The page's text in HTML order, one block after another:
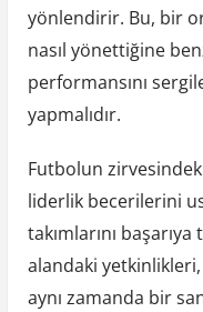
yönlendirir. Bu, bir
nasıl yönettiğine
performansını
yapmalıdır.
Futbolun
liderlik becerilerini
takımlarını
alandaki
aynı zamanda bir